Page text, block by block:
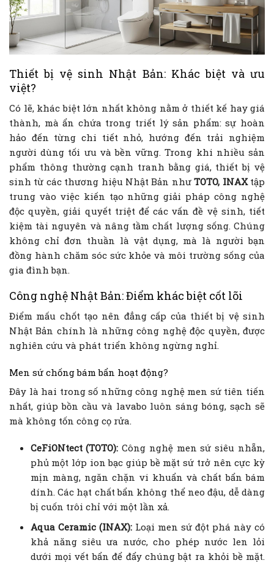
Thiết bị vệ sinh Nhật Bản: Khác biệt và ưu
việt?
Có lẽ, khác biệt lớn nhất không nằm ở thiết kế hay giá
thành, mà ẩn chứa trong triết lý sản phẩm: sự hoàn
hảo đến từng chi tiết nhỏ, hướng đến trải nghiệm
người dùng tối ưu và bền vững. Trong khi nhiều sản
phẩm thông thường cạnh tranh bằng giá, thiết bị vệ
sinh từ các thương hiệu Nhật Bản nhưTOTO, INAXtập
trung vào việc kiến tạo những giải pháp công nghệ
độc quyền, giải quyết triệt để các vấn đề vệ sinh, tiết
kiệm tài nguyên và nâng tầm chất lượng sống. Chúng
không chỉ đơn thuần là vật dụng, mà là người bạn
đồng hành chăm sóc sức khỏe và môi trường sống của
gia đình bạn.
Công nghệ Nhật Bản: Điểm khác biệt cốt lõi
Điểm mấu chốt tạo nên đẳng cấp của thiết bị vệ sinh
Nhật Bản chính là những công nghệ độc quyền, được
nghiên cứu và phát triển không ngừng nghỉ.
Men sứ chống bám bẩn hoạt động?
Đây là hai trong số những công nghệ men sứ tiên tiến
nhất, giúp bồn cầu và lavabo luôn sáng bóng, sạch sẽ
mà không tốn công cọ rửa.
CeFiONtect (TOTO): Công nghệ men sứ siêu nhẵn,
phủ một lớp ion bạc giúp bề mặt sứ trở nên cực kỳ
mịn màng, ngăn chặn vi khuẩn và chất bẩn bám
dính. Các hạt chất bẩn không thể neo đậu, dễ dàng
bị cuốn trôi chỉ với một lần xả.
Aqua Ceramic (INAX):Loại men sứ đột phá này có
khả năng siêu ưa nước, cho phép nước len lỏi
dưới mọi vết bẩn để đẩy chúng bật ra khỏi bề mặt.